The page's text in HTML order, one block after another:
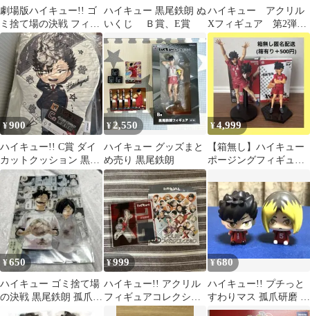
劇場版ハイキュー!! ゴ
ミ捨て場の決戦 フィギ
ュア 2体セット
ハイキュー 黒尾鉄朗 ぬ
いくじ Ｂ賞、E賞
ハイキュー アクリル
Xフィギュア 第2弾
アクリルフィギュア
黒尾鉄朗
¥900
ハイキュー!! C賞 ダイ
カットクッション 黒尾
鉄朗
¥2,550
ハイキュー グッズまと
め売り 黒尾鉄朗
¥4,999
【箱無し】ハイキュー
ポージングフィギュア
朗 プライズ
¥650
ハイキュー ゴミ捨て場
の決戦 黒尾鉄朗 孤爪研
¥999
ハイキュー!! アクリル
フィギュアコレクショ
ン 黒尾鉄朗
¥680
ハイキュー!! プチっと
すわりマス 孤爪研磨 黒
尾鉄朗 お座りミニフィ